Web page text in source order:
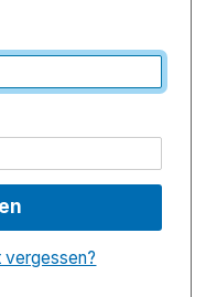
vergessen?